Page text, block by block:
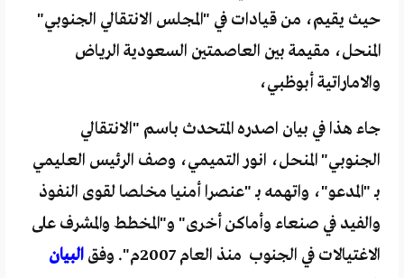
حيث يقيم، من قيادات في "المجلس الانتقالي الجنوبي"
المنحل، مقيمة بين العاصمتين السعودية الرياض
والاماراتية أبوظبي،
جاء هذا في بيان اصدره المتحدث باسم "الانتقالي
الجنوبي" المنحل، انور التميمي، وصف الرئيس العليمي
بـ "المدعو"، واتهمه بـ "عنصرا أمنيا مخلصا لقوى النفوذ
والفيد في صنعاء وأماكن أخرى" و"المخطط والمشرف على
الاغتيالات في الجنوب منذ العام 2007م". وفق
البيان